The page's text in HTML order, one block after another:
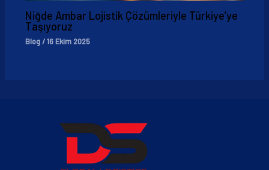
Niğde Ambar Lojistik Çözümleriyle Türkiye’ye
Taşıyoruz
Blog/16 Ekim 2025